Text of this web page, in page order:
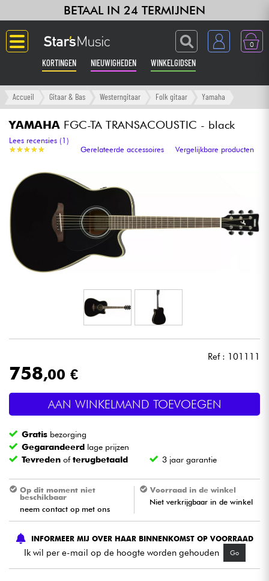
BETAAL IN 24 TERMIJNEN
0
KORTINGEN NIEUWIGHEDEN WINKELGIDSEN
Langue
Gitaar & Bas
Versterker & Effecten
Toetsenbord & Piano
Synths & samplers
Live Sound
Licht
Drums & percussie
Viool & Quatuor
Kinderen
Kabels & toebehoren
Accueil Gitaar & Bas Westerngitaar Folk gitaar Yamaha
YAMAHA FGC-TA TRANSACOUSTIC - black
★★★★★
★★★★★
Lees recensies (1)
Gerelateerde accessoires
Vergelijkbare producten
Ref : 101111
758,00 €
AAN WINKELMAND TOEVOEGEN
Gratis bezorging
Gegarandeerd lage prijzen
Tevreden ofterugbetaald 3 jaar garantie
Op dit moment niet
beschikbaar
neem contact op met ons
Voorraad in de winkel
Niet verkrijgbaar in de winkel
INFORMEER MIJ OVER HAAR BINNENKOMST OP VOORRAAD
Ik wil per e-mail op de hoogte worden gehouden Go